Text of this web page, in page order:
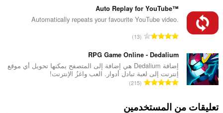
ل
ي
ل
ق
ي
ي
م
ت
إ
ج
م
ل
ي
ل
ل
ع
د
ا
إ
ج
م
ي
Auto Replay for YouTube™
Automatically repeats your favourite YouTube video.
ا
ع
د
د
ا
إ
13
RPG Game Online - Dedalium
إضافة Dedalium هي إضافة إلى المتصفح يمكنها تحويل أي موقع
إنترنت إلى لعبة تبادل أدوار. العب واغزُ الإنترنت!
ا 215
تعليقات من المستخدمين